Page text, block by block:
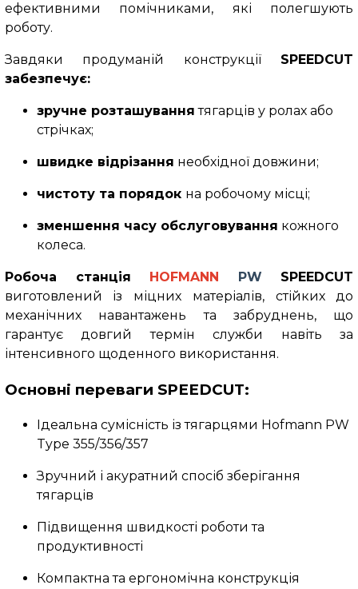
ефективними помічниками, які полегшують
роботу.
Завдяки продуманій конструкції SPEEDCUT
забезпечує:
зручне розташування тягарців у ролах або
стрічках;
швидке відрізання необхідної довжини;
чистоту та порядок на робочому місці;
зменшення часу обслуговування кожного
колеса.
Робоча станція HOFMANN PW
SPEEDCUT
виготовлений із міцних матеріалів, стійких до
механічних навантажень та забруднень, що
гарантує довгий термін служби навіть за
інтенсивного щоденного використання.
Основні переваги SPEEDCUT:
Ідеальна сумісність із тягарцями Hofmann PW
Type 355/356/357
Зручний і акуратний спосіб зберігання
тягарців
Підвищення швидкості роботи та
продуктивності
Компактна та ергономічна конструкція